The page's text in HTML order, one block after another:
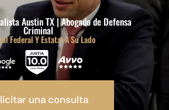
Austin TX | Abogado de Defensa
Criminal
Federal Y Estatal A Su Lado
una consulta